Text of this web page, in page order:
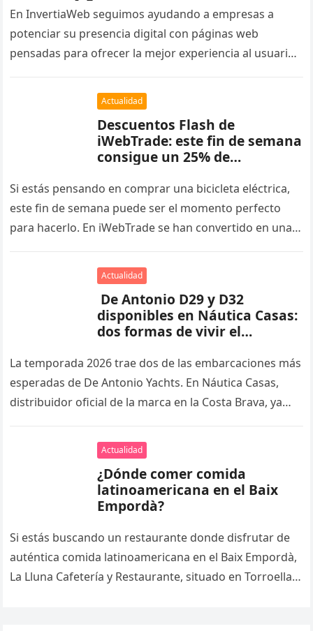
En InvertiaWeb seguimos ayudando a empresas a
potenciar su presencia digital con páginas web
pensadas para ofrecer la mejor experiencia al usuario
Actualidad
Descuentos Flash de
iWebTrade: este fin de semana
consigue un 25% de
Green
Si estás pensando en comprar una bicicleta eléctrica,
este fin de semana puede ser el momento perfecto
para hacerlo. En iWebTrade se han convertido en una
Actualidad
De Antonio D29 y D32
disponibles en Náutica Casas:
dos formas de vivir el
Brava
La temporada 2026 trae dos de las embarcaciones más
esperadas de De Antonio Yachts. En Náutica Casas,
distribuidor oficial de la marca en la Costa Brava, ya…
Actualidad
¿Dónde comer comida
latinoamericana en el Baix
Empordà?
Si estás buscando un restaurante donde disfrutar de
auténtica comida latinoamericana en el Baix Empordà,
La Lluna Cafetería y Restaurante, situado en Torroella